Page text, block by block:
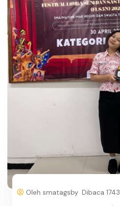
Oleh smatagsby Dibaca 1743